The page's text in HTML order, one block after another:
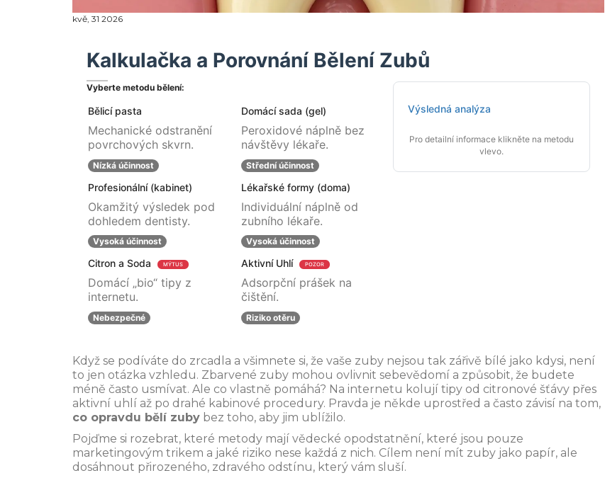
kvě, 31 2026
Kalkulačka a Porovnání Bělení Zubů
Vyberte metodu bělení:
Bělicí pasta
Mechanické odstranění
povrchových skvrn.
Nízká účinnost
Domácí sada (gel)
Peroxidové náplně bez
návštěvy lékaře.
Střední účinnost
Profesionální (kabinet)
Okamžitý výsledek pod
dohledem dentisty.
Vysoká účinnost
Lékařské formy (doma)
Individuální náplně od
zubního lékaře.
Vysoká účinnost
Citron a Soda MÝTUS
Domácí „bio“ tipy z
internetu.
Nebezpečné
Aktivní Uhlí POZOR
Adsorpční prášek na
čištění.
Riziko otěru
Výsledná analýza
Pro detailní informace klikněte na metodu
vlevo.
Když se podíváte do zrcadla a všimnete si, že vaše zuby nejsou tak zářivě bílé jako kdysi, není
to jen otázka vzhledu. Zbarvené zuby mohou ovlivnit sebevědomí a způsobit, že budete
méně často usmívat. Ale co vlastně pomáhá? Na internetu kolují tipy od citronové šťávy přes
aktivní uhlí až po drahé kabinové procedury. Pravda je někde uprostřed a často závisí na tom,
co opravdu bělí zuby bez toho, aby jim ublížilo.
Pojďme si rozebrat, které metody mají vědecké opodstatnění, které jsou pouze
marketingovým trikem a jaké riziko nese každá z nich. Cílem není mít zuby jako papír, ale
dosáhnout přirozeného, zdravého odstínu, který vám sluší.